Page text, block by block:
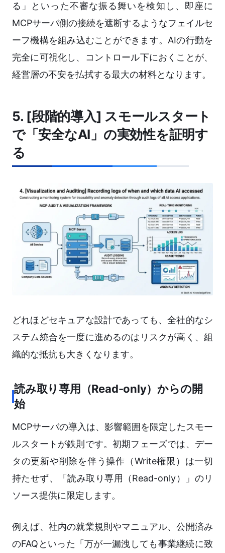
る」といった不審な振る舞いを検知し、即座に
MCPサーバ側の接続を遮断するようなフェイルセ
ーフ機構を組み込むことができます。AIの行動を
完全に可視化し、コントロール下におくことが、
経営層の不安を払拭する最大の材料となります。
5. [段階的導入] スモールスタート
で「安全なAI」の実効性を証明す
る
どれほどセキュアな設計であっても、全社的なシ
ステム統合を一度に進めるのはリスクが高く、組
織的な抵抗も大きくなります。
読み取り専用（Read-only）からの開
始
MCPサーバの導入は、影響範囲を限定したスモー
ルスタートが鉄則です。初期フェーズでは、デー
タの更新や削除を伴う操作（Write権限）は一切
持たせず、「読み取り専用（Read-only）」のリ
ソース提供に限定します。
例えば、社内の就業規則やマニュアル、公開済み
のFAQといった「万が一漏洩しても事業継続に致